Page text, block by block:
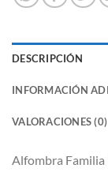
DESCRIPCIÓN
INFORMACIÓN
VALORACIONES (0)
Alfombra Familia